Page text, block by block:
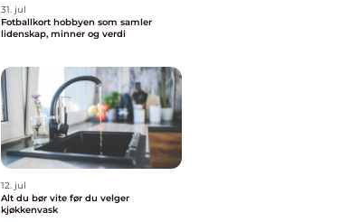
31. jul
Fotballkort hobbyen som samler
lidenskap, minner og verdi
12. jul
Alt du bør vite før du velger
kjøkkenvask